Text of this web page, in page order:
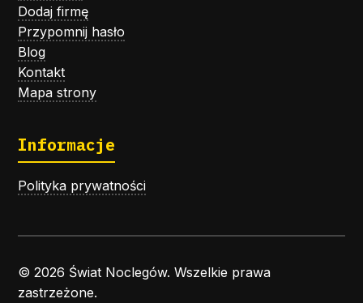
Dodaj firmę
Przypomnij hasło
Blog
Kontakt
Mapa strony
Informacje
Polityka prywatności
© 2026 Świat Noclegów. Wszelkie prawa
zastrzeżone.